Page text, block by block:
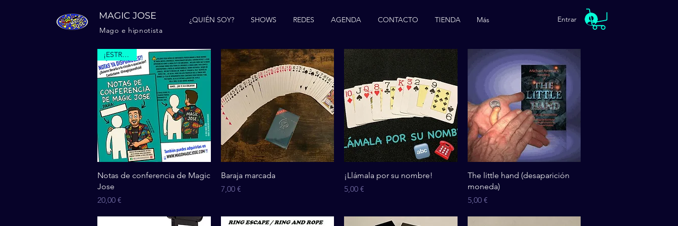
¿QUIÉN SOY? SHOWS REDES AGENDA CONTACTO TIENDA Más Entrar
MAGIC JOSE
Mago e hipnotista
Vista rápida
¡ESTRENO!
Notas de conferencia de Magic
Jose
Precio
20,00 €
Vista rápida
Baraja marcada
Precio
7,00 €
Vista rápida
¡Llámala por su nombre!
Precio
5,00 €
Vista rápida
The little hand (desaparición
moneda)
Precio
5,00 €